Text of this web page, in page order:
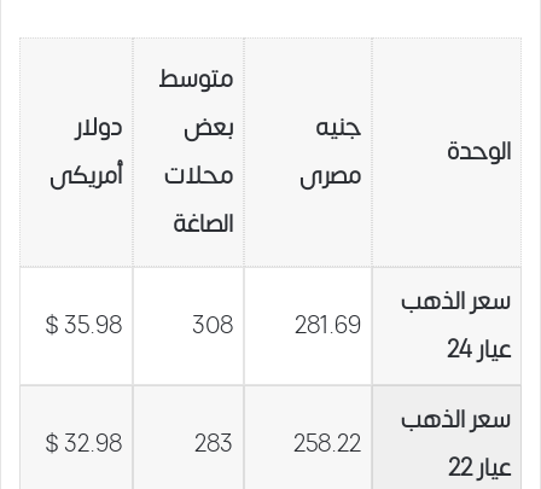
الوحدة
جنيه
مصرى
متوسط
بعض
محلات
الصاغة
دولار
أمريكى
سعر الذهب
عيار 24
281.69
308
35.98 $
سعر الذهب
عيار 22
258.22
283
32.98 $